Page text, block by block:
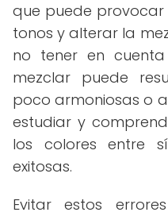
que puede
tonos y alterar la
no tener en
mezclar puede
poco armoniosas o
estudiar y
los colores entre
exitosas.
Evitar estos